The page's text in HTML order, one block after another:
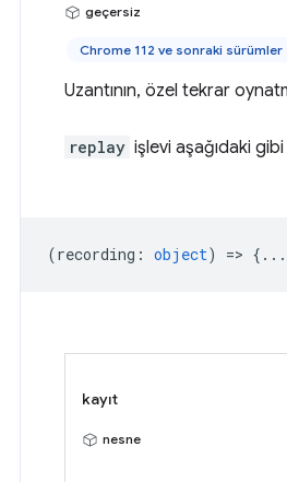
geçersiz
Chrome 112 ve sonraki sürümler
Uzantının, özel tekrar
replay işlevi aşağıdaki
(recording : object) =>
kayıt
nesne